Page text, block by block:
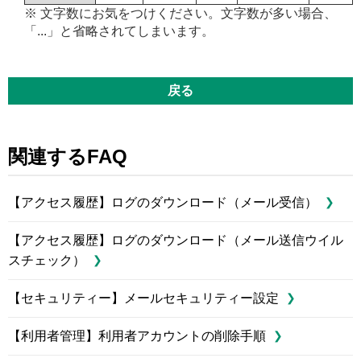
※ 文字数にお気をつけください。文字数が多い場合、
「...」と省略されてしまいます。
戻る
関連するFAQ
【アクセス履歴】ログのダウンロード（メール受信）
【アクセス履歴】ログのダウンロード（メール送信ウイル
スチェック）
【セキュリティー】メールセキュリティー設定
【利用者管理】利用者アカウントの削除手順